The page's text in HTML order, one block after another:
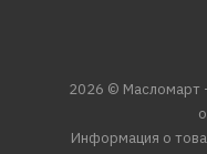
2026 © Масломарт
Информация о